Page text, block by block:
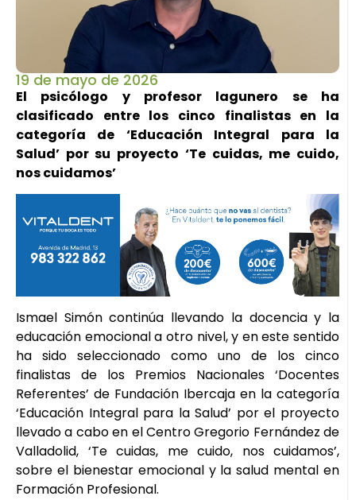
19 de mayo de 2026
El psicólogo y profesor lagunero se ha
clasificado entre los cinco finalistas en la
categoría de ‘Educación Integral para la
Salud’ por su proyecto ‘Te cuidas, me cuido,
nos cuidamos’
Ismael Simón continúa llevando la docencia y la
educación emocional a otro nivel, y en este sentido
ha sido seleccionado como uno de los cinco
finalistas de los Premios Nacionales ‘Docentes
Referentes’ de Fundación Ibercaja en la categoría
‘Educación Integral para la Salud’ por el proyecto
llevado a cabo en el Centro Gregorio Fernández de
Valladolid, ‘Te cuidas, me cuido, nos cuidamos’,
sobre el bienestar emocional y la salud mental en
Formación Profesional.